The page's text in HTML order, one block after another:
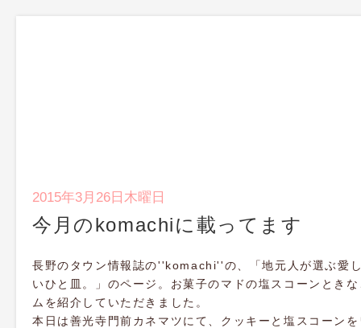
2015年3月26日木曜日
今月のkomachiに載ってます
長野のタウン情報誌の''komachi''の、「地元人が選ぶ愛
いひと皿。」のページ。お菓子のマドの塩スコーンとき
ムを紹介していただきました。
本日は善光寺門前カネマツにて、クッキーと塩スコーン